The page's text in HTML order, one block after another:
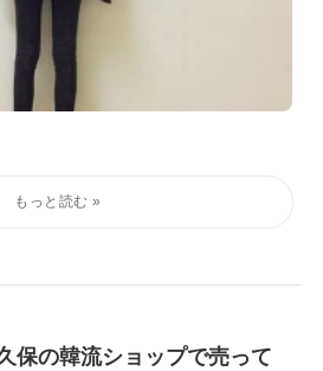
保の韓流ショップで売って